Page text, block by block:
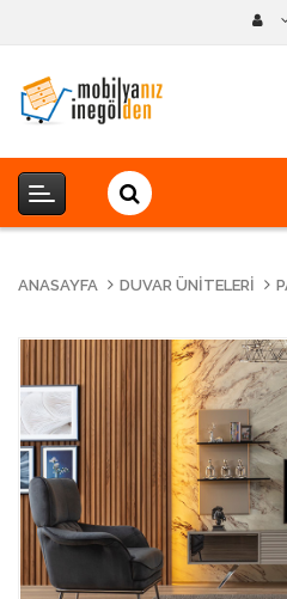
ANASAYFA DUVAR ÜNITELERI